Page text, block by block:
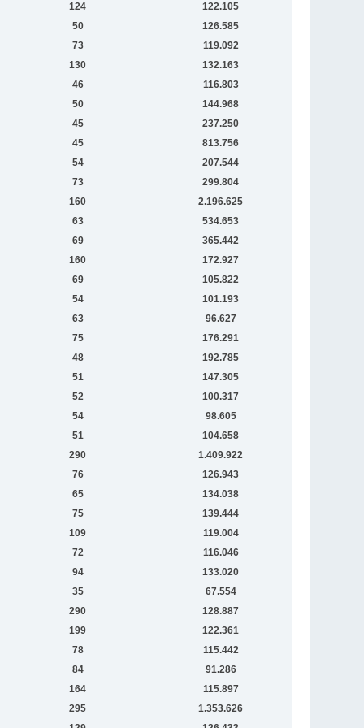
124
122.105
50
126.585
73
119.092
130
132.163
46
116.803
50
144.968
45
237.250
45
813.756
54
207.544
73
299.804
160
2.196.625
63
534.653
69
365.442
160
172.927
69
105.822
54
101.193
63
96.627
75
176.291
48
192.785
51
147.305
52
100.317
54
98.605
51
104.658
290
1.409.922
76
126.943
65
134.038
75
139.444
109
119.004
72
116.046
94
133.020
35
67.554
290
128.887
199
122.361
78
115.442
84
91.286
164
115.897
295
1.353.626